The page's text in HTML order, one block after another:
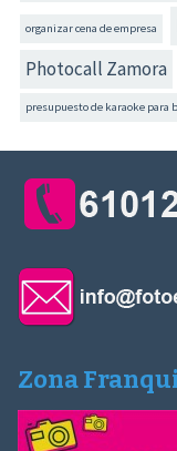
organizar cena de empresa
Photocall Zamora
presupuesto de karaoke para
Zona